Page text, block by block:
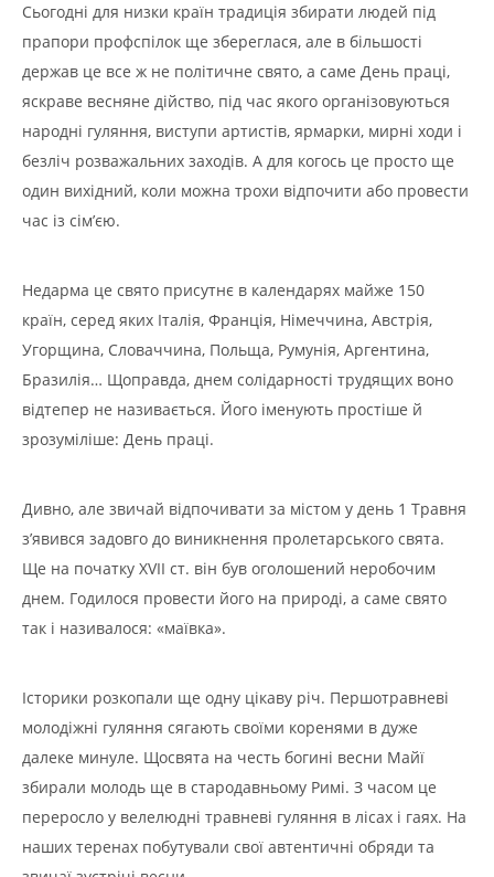
Сьогодні для низки країн традиція збирати людей під
прапори профспілок ще збереглася, але в більшості
держав це все ж не політичне свято, а саме День праці,
яскраве весняне дійство, під час якого організовуються
народні гуляння, виступи артистів, ярмарки, мирні ходи і
безліч розважальних заходів. А для когось це просто ще
один вихідний, коли можна трохи відпочити або провести
час із сім’єю.
Недарма це свято присутнє в календарях майже 150
країн, серед яких Італія, Франція, Німеччина, Австрія,
Угорщина, Словаччина, Польща, Румунія, Аргентина,
Бразилія… Щоправда, днем солідарності трудящих воно
відтепер не називається. Його іменують простіше й
зрозуміліше: День праці.
Дивно, але звичай відпочивати за містом у день 1 Травня
з’явився задовго до виникнення пролетарського свята.
Ще на початку XVII ст. він був оголошений неробочим
днем. Годилося провести його на природі, а саме свято
так і називалося: «маївка».
Історики розкопали ще одну цікаву річ. Першотравневі
молодіжні гуляння сягають своїми коренями в дуже
далеке минуле. Щосвята на честь богині весни Майї
збирали молодь ще в стародавньому Римі. З часом це
переросло у велелюдні травневі гуляння в лісах і гаях. На
наших теренах побутували свої автентичні обряди та